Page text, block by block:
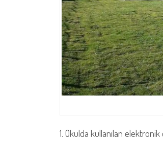
1. Okulda kullanılan